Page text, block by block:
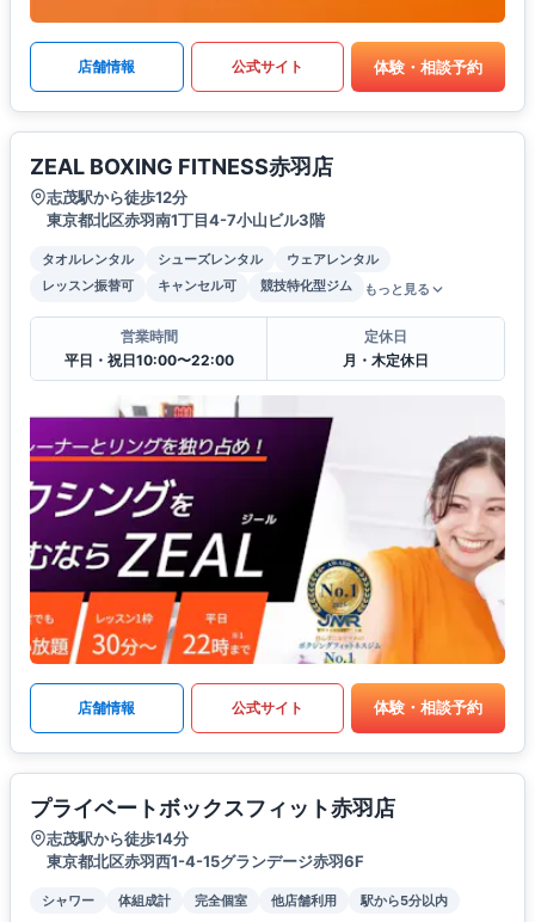
店舗情報 公式サイト 体験・相談予約
ZEAL BOXING FITNESS赤羽店
志茂駅から徒歩12分
東京都北区赤羽南1丁目4-7小山ビル3階
タオルレンタル シューズレンタル
ウェアレンタル
レッスン振替可
キャンセル可 競技特化型ジム もっと見る
営業時間
平日・祝日10:00〜22:00
定休日
月・木定休日
店舗情報 公式サイト 体験・相談予約
プライベートボックスフィット赤羽店
志茂駅から徒歩14分
東京都北区赤羽西1-4-15グランデージ赤羽6F
シャワー 体組成計 完全個室 他店舗利用 駅から5分以内